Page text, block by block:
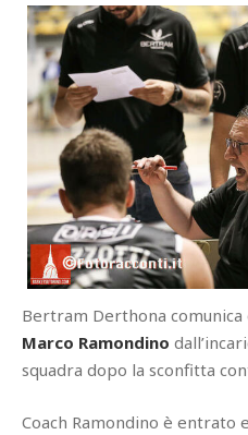
Bertram Derthona
Marco Ramondino
squadra dopo la sconfitta
Coach Ramondino è